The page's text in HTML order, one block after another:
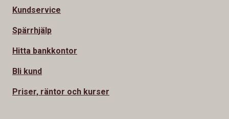
Kundservice
Spärrhjälp
Hitta bankkontor
Bli kund
Priser, räntor och kurser